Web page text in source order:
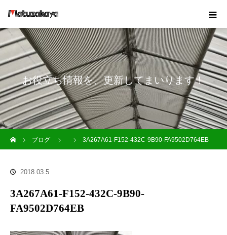
お役立ち情報を、更新してまいります！
ブログ
3A267A61-F152-432C-9B90-FA9502D764EB
2018.03.5
3A267A61-F152-432C-9B90-
FA9502D764EB